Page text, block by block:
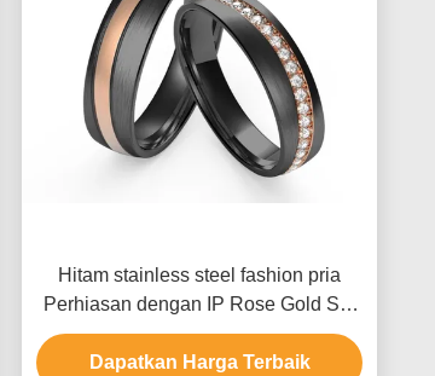
Hitam stainless steel fashion pria
Perhiasan dengan IP Rose Gold Set
Seluruh Baris Cincin Zircon
Dapatkan Harga Terbaik